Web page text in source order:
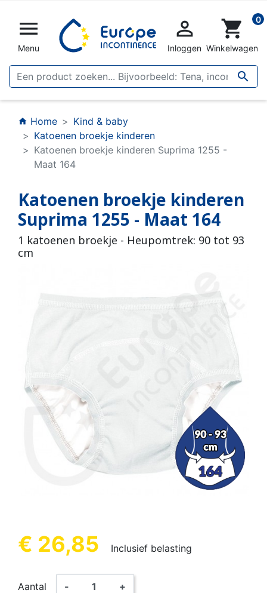

Menu


Inloggen
shopping_cart 0
Winkelwagen
home Home
Kind & baby
Katoenen broekje kinderen
Katoenen broekje kinderen Suprima 1255 -
Maat 164
Katoenen broekje kinderen
Suprima 1255 - Maat 164
1 katoenen broekje - Heupomtrek: 90 tot 93
cm
€ 26,85 Inclusief belasting
Aantal - +